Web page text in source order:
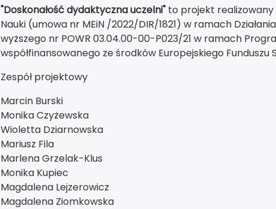
"Doskonałość dydaktyczna uczelni" to projekt realizowany
Nauki (umowa nr MEiN /2022/DIR/1821) w ramach
wyższego nr POWR 03.04.00-00-P023/21 w ramach
współfinansowanego ze środków Europejskiego Funduszu
Zespół projektowy
Marcin Burski
Monika Czyżewska
Wioletta Dziarnowska
Mariusz Fila
Marlena Grzelak-Klus
Monika Kupiec
Magdalena Lejzerowicz
Magdalena Ziomkowska